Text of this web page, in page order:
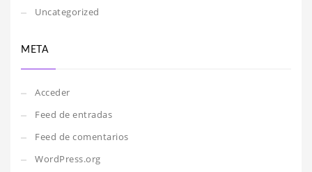
Uncategorized
META
Acceder
Feed de entradas
Feed de comentarios
WordPress.org